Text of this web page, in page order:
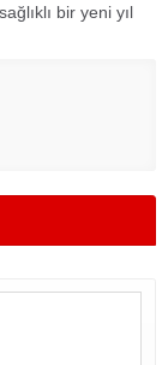
bir yeni yıl